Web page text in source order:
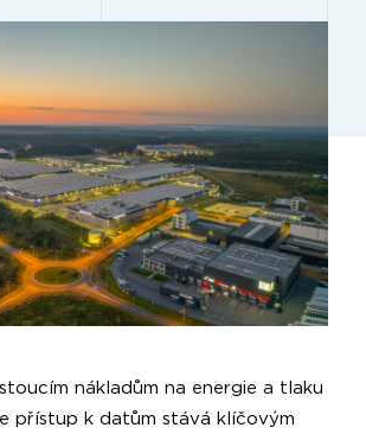
nákladům na energie a tlaku
přístup k datům stává klíčovým